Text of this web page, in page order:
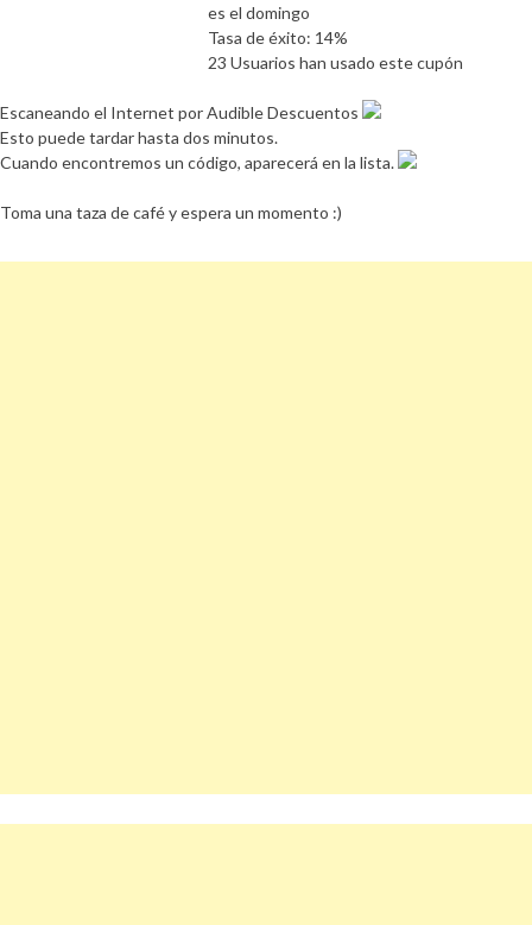
es el domingo
Tasa de éxito: 14%
23 Usuarios han usado este cupón
Escaneando el Internet por Audible Descuentos
Esto puede tardar hasta dos minutos.
Cuando encontremos un código, aparecerá en la lista.
Toma una taza de café y espera un momento :)